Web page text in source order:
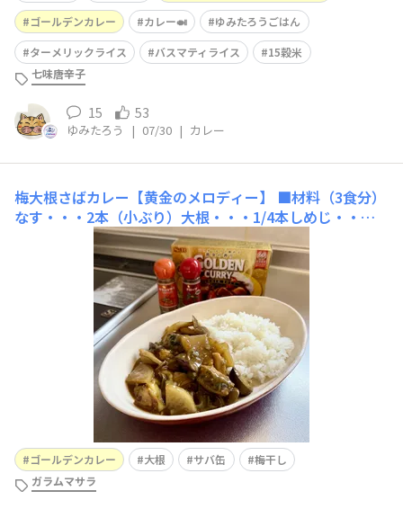
ゴールデンカレー
カレー🍛
ゆみたろうごはん
ターメリックライス
バスマティライス
15穀米
七味唐辛子
15 53
ゆみたろう | 07/30 | カレー
梅大根さばカレー【黄金のメロディー】
■材料（3食分）
なす・・・2本（小ぶり）大根・・・1/4本しめじ・・・1
株玉ねぎ・・・1/2個オクラ（カット）・・・一握り ※冷
凍梅干し・・・1個（種を取り除いてつぶす）サバ缶（水
煮）・・・1缶（汁ごと）ゴールデンカレー（パウダール
ウ）・・・1袋サラダ油・・・大さじ4（多め）にんにく
チューブ(S&a
ゴールデンカレー 大根 サバ缶
梅干し
ガラムマサラ